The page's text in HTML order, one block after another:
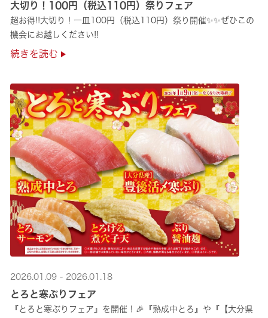
大切り！100円（税込110円）祭りフェア
超お得!!大切り！一皿100円（税込110円）祭り開催✨✨ぜひこの
機会にお越しください!!
続きを読む
2026.01.09 - 2026.01.18
とろと寒ぶりフェア
『とろと寒ぶりフェア』を開催！🎉『熟成中とろ』や『【大分県